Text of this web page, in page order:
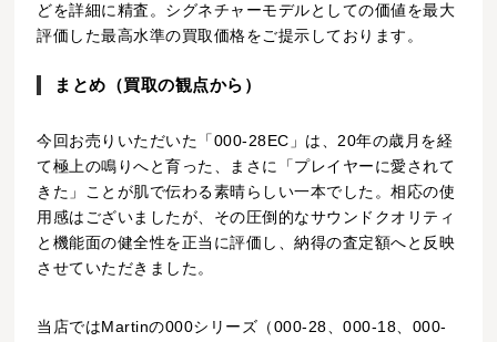
どを詳細に精査。シグネチャーモデルとしての価値を最大
評価した最高水準の買取価格をご提示しております。
まとめ（買取の観点から）
今回お売りいただいた「000-28EC」は、20年の歳月を経
て極上の鳴りへと育った、まさに「プレイヤーに愛されて
きた」ことが肌で伝わる素晴らしい一本でした。相応の使
用感はございましたが、その圧倒的なサウンドクオリティ
と機能面の健全性を正当に評価し、納得の査定額へと反映
させていただきました。
当店ではMartinの000シリーズ（000-28、000-18、000-